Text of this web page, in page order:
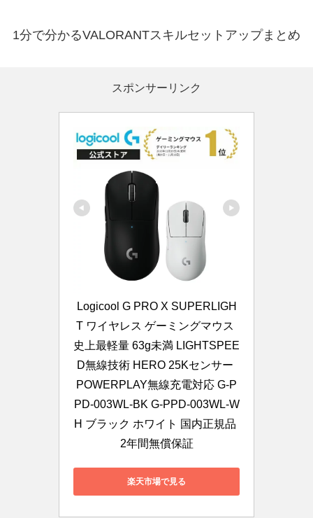
1分で分かるVALORANTスキルセットアップまとめ
スポンサーリンク
Logicool G PRO X SUPERLIGH
T ワイヤレス ゲーミングマウス
史上最軽量 63g未満 LIGHTSPEE
D無線技術 HERO 25Kセンサー
POWERPLAY無線充電対応 G-P
PD-003WL-BK G-PPD-003WL-W
H ブラック ホワイト 国内正規品
2年間無償保証
楽天市場で見る